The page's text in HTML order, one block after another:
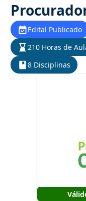
Edital Publicado
210 Horas de
8 Disciplinas